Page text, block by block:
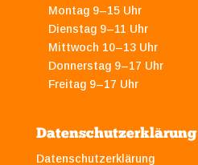
Montag 9–15 Uhr
Dienstag 9–11 Uhr
Mittwoch 10–13 Uhr
Donnerstag 9–17 Uhr
Freitag 9–17 Uhr
Datenschutzerklärung
Datenschutzerklärung